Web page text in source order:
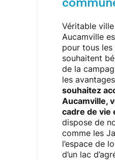
Véritable
Aucamville
pour tous les
souhaitent
de la
les
souhaitez
Aucamville,
cadre de vie
dispose de
comme les
l’espace de
d’un lac